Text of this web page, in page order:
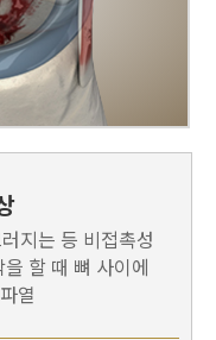
지는 등 비접촉성
할 때 뼈 사이에
열